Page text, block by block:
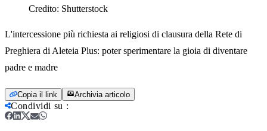
Credito: Shutterstock
L'intercessione più richiesta ai religiosi di clausura della Rete di
Preghiera di Aleteia Plus: poter sperimentare la gioia di diventare
padre e madre
Copia il link Archivia articolo
Condividi su :